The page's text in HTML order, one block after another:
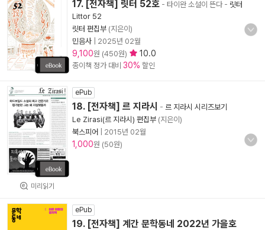
17. [전자책] 릿터 52호 - 타이완 소설이 뜬다- 릿터
Littor 52
릿터 편집부 (지은이)
민음사
2025년 02월
9,100원 (450원) 10.0
종이책 정가 대비 30% 할인
미리읽기
ePub
18. [전자책] 르 지라시 - 르 지라시 시리즈보기
Le Zirasi(르 지라시) 편집부 (지은이)
북스피어
2015년 02월
1,000원 (50원)
ePub
19. [전자책] 계간 문학동네 2022년 가을호